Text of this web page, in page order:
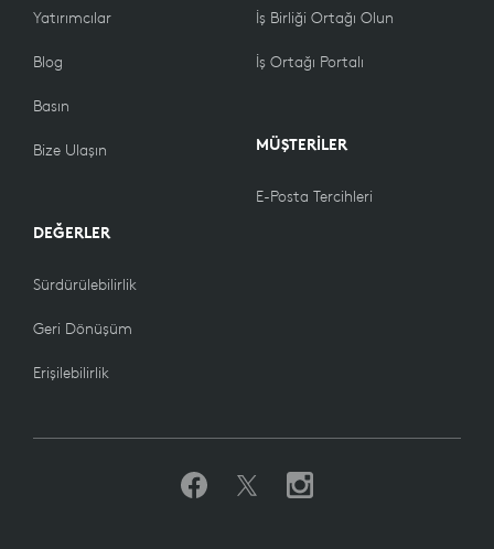
Yatırımcılar
Blog
Basın
Bize Ulaşın
DEĞERLER
Sürdürülebilirlik
Geri Dönüşüm
Erişilebilirlik
İş Birliği Ortağı Olun
İş Ortağı Portalı
MÜŞTERİLER
E-Posta Tercihleri